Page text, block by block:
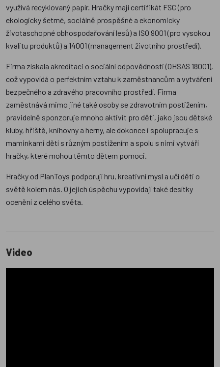
využívá recyklovaný papír. Hračky mají certifikát FSC (pro
ekologicky šetrné, sociálně prospěšné a ekonomicky
životaschopné obhospodařování lesů) a ISO 9001 (pro vysokou
kvalitu produktů) a 14001 (management životního prostředí).
Firma získala akreditaci o sociální odpovědnosti (OHSAS 18001),
což vypovídá o perfektním vztahu k zaměstnancům a vytváření
bezpečného a zdravého pracovního prostředí. Firma
zaměstnává mimo jiné také osoby se zdravotním postižením,
pravidelně sponzoruje mnoho aktivit pro děti, jako jsou dětské
kluby, hřiště, knihovny a herny, ale dokonce i spolupracuje s
maminkami dětí s různým postižením a spolu s nimi vytváří
hračky, které mohou těmto dětem pomoci.
Hračky od PlanToys podporují hru, kreativní mysl a učí děti o
světě kolem nás. O jejich úspěchu vypovídají také desítky
ocenění z celého světa.
Video